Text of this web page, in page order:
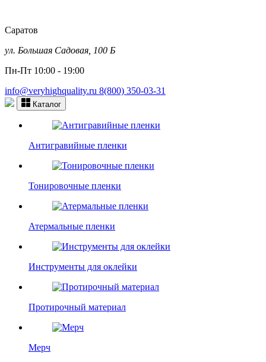
Саратов
ул. Большая Садовая, 100 Б
Пн-Пт 10:00 - 19:00
info@veryhighquality.ru 8(800) 350-03-31
Каталог
Антигравийные пленки
Тонировочные пленки
Атермальные пленки
Инструменты для оклейки
Протирочный материал
Мерч